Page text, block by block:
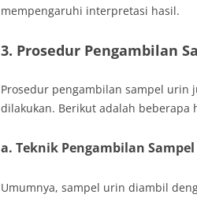
mempengaruhi interpretasi hasil.
3. Prosedur Pengambilan
Prosedur pengambilan sampel urin
dilakukan. Berikut adalah beberapa
a. Teknik Pengambilan Sampel
Umumnya, sampel urin diambil